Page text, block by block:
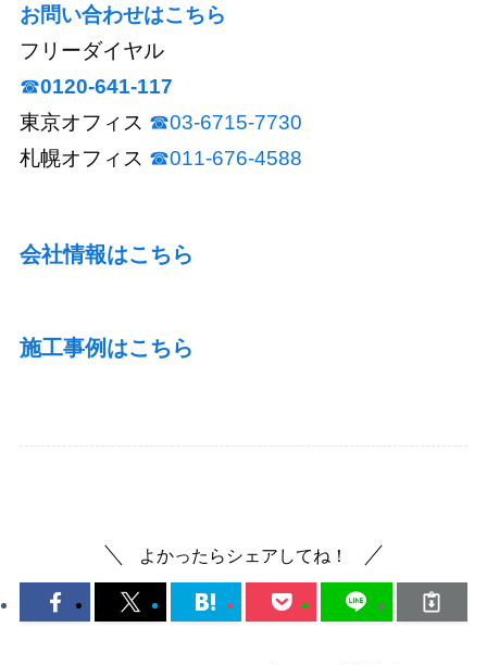
お問い合わせはこちら
フリーダイヤル
☎︎0120-641-117
東京オフィス ☎︎03-6715-7730
札幌オフィス ☎︎011-676-4588
会社情報はこちら
施工事例はこちら
よかったらシェアしてね！